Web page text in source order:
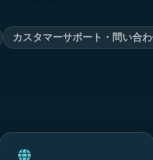
カスタマーサポート・問い合